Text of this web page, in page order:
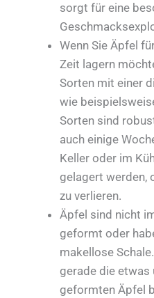
sorgt für eine
Wenn Sie Äpfel
Zeit lagern
Sorten mit einer
wie
Sorten sind
auch einige
Keller oder im
gelagert werden,
zu verlieren.
Äpfel sind nicht
geformt oder
makellose
gerade die etwas
geformten Äpfel